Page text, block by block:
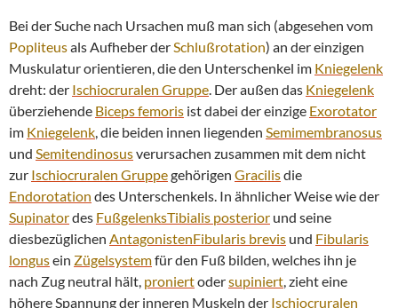
Bei der Suche nach Ursachen muß man sich (abgesehen vom
Popliteusals Aufheber derSchlußrotation) an der einzigen
Muskulatur orientieren, die den Unterschenkel im Kniegelenk
dreht: der Ischiocruralen Gruppe. Der außen das Kniegelenk
überziehende Biceps femoris ist dabei der einzige Exorotator
im Kniegelenk, die beiden innen liegenden Semimembranosus
und Semitendinosusverursachen zusammen mit dem nicht
zur Ischiocruralen Gruppegehörigen Gracilisdie
Endorotation des Unterschenkels. In ähnlicher Weise wie der
Supinatordes FußgelenksTibialis posterior und seine
diesbezüglichen AntagonistenFibularis brevis und Fibularis
longusein Zügelsystemfür den Fuß bilden, welches ihn je
nach Zug neutral hält, proniertodersupiniert, zieht eine
höhere Spannung der inneren Muskeln der Ischiocruralen